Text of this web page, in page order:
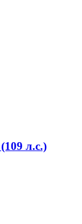
л.с.)